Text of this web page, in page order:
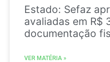
Estado: Sefaz
avaliadas em R$
documentação
VER MATÉRIA »